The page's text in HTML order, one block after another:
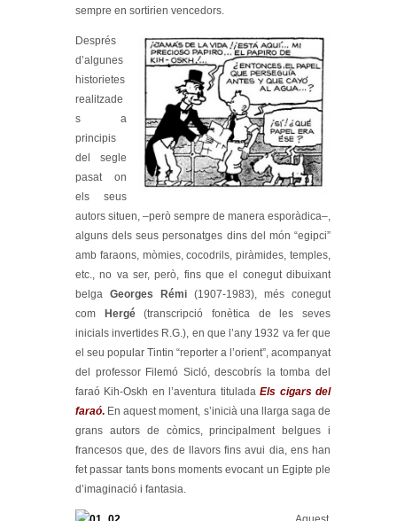
sempre en sortirien vencedors.
Després
d’algunes
historietes
realitzade
s a
principis
del segle
pasat on
els seus
autors situen, –però sempre de manera esporàdica–,
alguns dels seus personatges dins del món “egipci”
amb faraons, mòmies, cocodrils, piràmides, temples,
etc., no va ser, però, fins que el conegut dibuixant
belga Georges Rémi (1907-1983), més conegut
com
Hergé(transcripció fonètica de les seves
inicials invertides R.G.), en que l’any 1932 va fer que
el seu popular Tintin “reporter a l’orient”, acompanyat
del professor Filemó Sicló, descobrís la tomba del
faraó Kih-Oskh en l’aventura tituladaEls cigars del
faraó. En aquest moment, s’inicià una llarga saga de
grans autors de còmics, principalment belgues i
francesos que, des de llavors fins avui dia, ens han
fet passar tants bons moments evocant un Egipte ple
d’imaginació i fantasia.